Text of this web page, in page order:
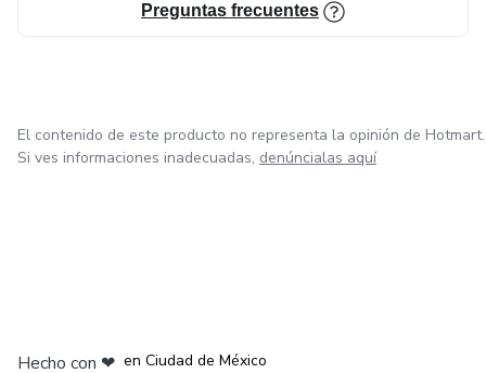
Preguntas frecuentes
El contenido de este producto no representa la opinión de Hotmart.
Si ves informaciones inadecuadas, denúncialas aquí
Hecho con ❤ en Ciudad de México